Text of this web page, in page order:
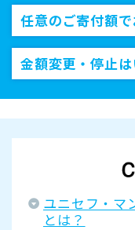
任意のご寄付額
金額変更・停止
ユニセフ・マ
とは？